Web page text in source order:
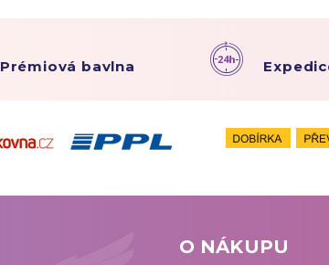
Prémiová bavlna
O NÁKUPU